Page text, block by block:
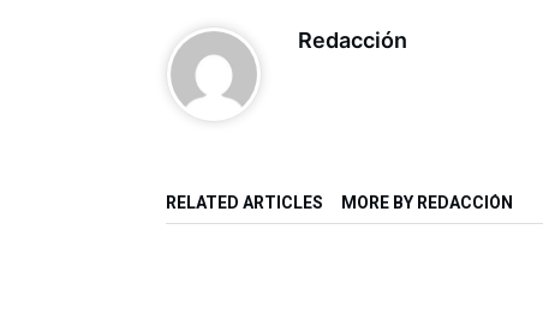
Redacción
RELATED ARTICLES MORE BY REDACCIÓN